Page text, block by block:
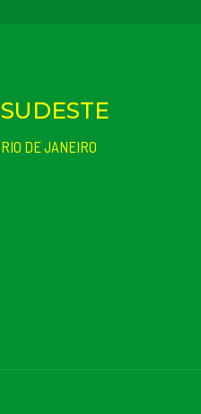
SUDESTE
RIO DE JANEIRO